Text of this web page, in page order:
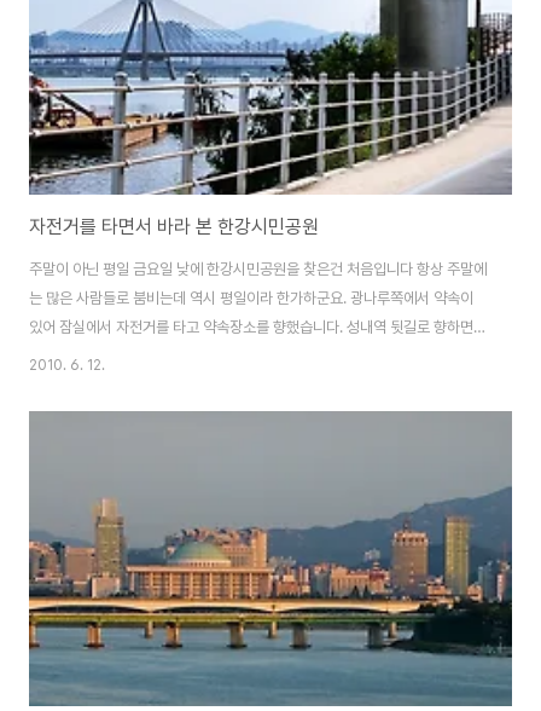
자전거를 타면서 바라 본 한강시민공원
주말이 아닌 평일 금요일 낮에 한강시민공원을 찾은건 처음입니다 항상 주말에
는 많은 사람들로 붐비는데 역시 평일이라 한가하군요. 광나루쪽에서 약속이
있어 잠실에서 자전거를 타고 약속장소를 향했습니다. 성내역 뒷길로 향하면
바로 잠실철교로 진입할 수 있습니다. 그리고 사진은 천호대교에서 다시 잠실
쪽에서 강변지역을 이어주는 다리입니다. 고향에서 서울 넘어올때 항상 이 올
이 주룩주룩 납니다 그래도 이 시각에 라이딩 할 수 있다는 것이 어색하면서도
너무 좋더군요. 올림픽대교 하단부.....
2010. 6. 12.